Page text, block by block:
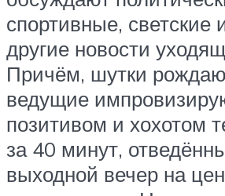
спортивные,
другие новости
Причём, шутки
ведущие
позитивом и хохотом
за 40 минут,
выходной вечер на